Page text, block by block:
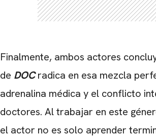
Finalmente, ambos actores
de DOCradica en esa mezcla
adrenalina médica y el conflicto
doctores. Al trabajar en este
el actor no es solo aprender